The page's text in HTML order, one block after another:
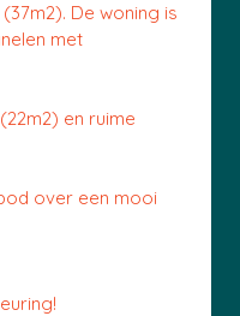
De woning is
met
en ruime
over een mooi